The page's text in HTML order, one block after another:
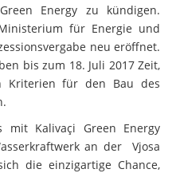
Energy zu kündigen.
für Energie und
neu eröffnet.
bis zum 18. Juli 2017 Zeit,
Kriterien für den Bau des
mit Kalivaçi Green Energy
an der Vjosa
die einzigartige Chance,